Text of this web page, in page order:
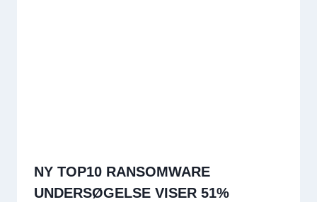
NY TOP10 RANSOMWARE
UNDERSØGELSE VISER 51%